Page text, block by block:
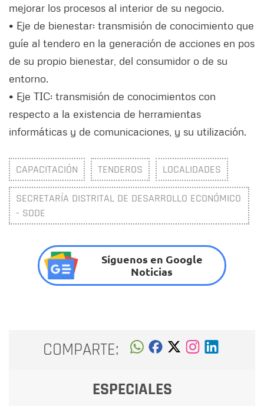
mejorar los procesos al interior de su negocio.
• Eje de bienestar: transmisión de conocimiento que
guíe al tendero en la generación de acciones en pos
de su propio bienestar, del consumidor o de su
entorno.
• Eje TIC: transmisión de conocimientos con
respecto a la existencia de herramientas
informáticas y de comunicaciones, y su utilización.
CAPACITACIÓN TENDEROS LOCALIDADES
SECRETARÍA DISTRITAL DE DESARROLLO ECONÓMICO
- SDDE
Síguenos en Google
Noticias
COMPARTE:
ESPECIALES